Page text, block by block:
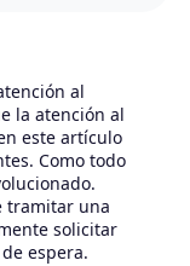
al
la atención al
este artículo
Como todo
tramitar una
solicitar
espera.